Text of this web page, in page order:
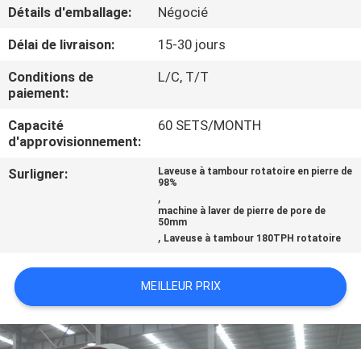
CONTRÔLE
DE
QUALITÉ
CONTACTEZ-
NOUS
PLAN
DU
Détails d'emballage:
Négocié
Délai de livraison:
15-30 jours
Conditions de
paiement:
L/C, T/T
Capacité
d'approvisionnement:
60 SETS/MONTH
Surligner:
Laveuse à tambour rotatoire en pierre de
98%
,
machine à laver de pierre de pore de
50mm
, Laveuse à tambour 180TPH rotatoire
MEILLEUR PRIX